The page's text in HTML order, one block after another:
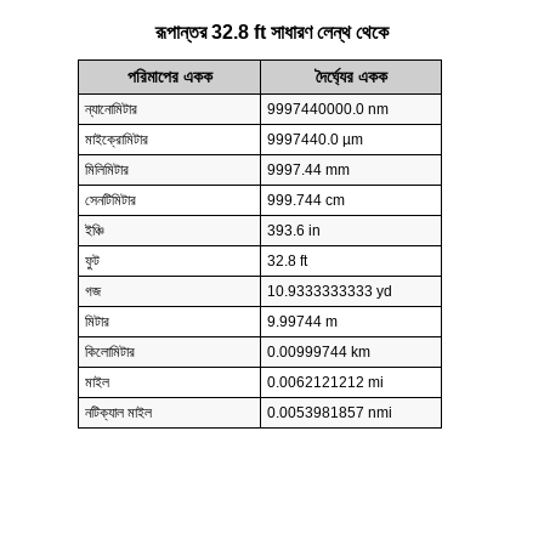
রূপান্তর 32.8 ft সাধারণ লেন্থ থেকে
পরিমাপের একক দৈর্ঘ্যের একক
ন্যানোমিটার
9997440000.0 nm
মাইক্রোমিটার
9997440.0 µm
মিলিমিটার
9997.44 mm
সেনটিমিটার
999.744 cm
ইঞ্চি
393.6 in
ফুট
32.8 ft
গজ
10.9333333333 yd
মিটার
9.99744 m
কিলোমিটার
0.00999744 km
মাইল
0.0062121212 mi
নটিক্যাল মাইল
0.0053981857 nmi